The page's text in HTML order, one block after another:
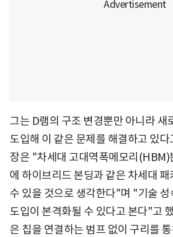
그는 D램의 구조 변경뿐만 아니라 새
도입해 이 같은 문제를 해결하고 있
장은 "차세대 고대역폭메모리(HBM)
에 하이브리드 본딩과 같은 차세대
수 있을 것으로 생각한다"며 "기술
도입이 본격화될 수 있다고 본다"고
은 칩을 연결하는 범프 없이 구리를